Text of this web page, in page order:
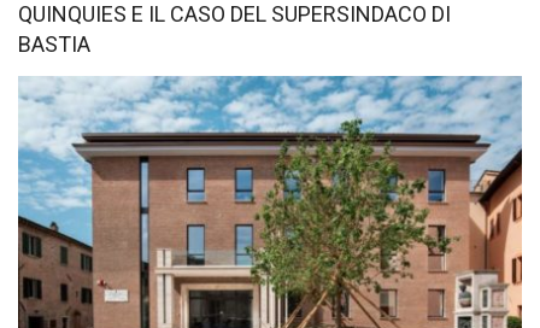
QUINQUIES E IL CASO DEL SUPERSINDACO DI
BASTIA